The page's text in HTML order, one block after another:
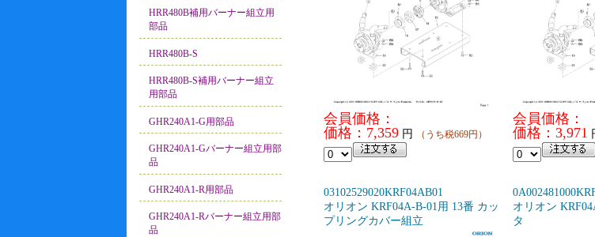
HRR480B補用バーナー組立用
部品
HRR480B-S
HRR480B-S補用バーナー組立
用部品
GHR240A1-G用部品
GHR240A1-Gバーナー組立用部
品
GHR240A1-R用部品
GHR240A1-Rバーナー組立用部
品
会員価格：
価格：7,359 円 （うち税669円）
会員価格：
価格：3,971
03102529020KRF04AB01
オリオン KRF04A-B-01用 13番 カッ
プリングカバー組立
オリオン
タ